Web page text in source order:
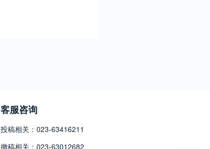
客服咨询
投稿相关：023-63416211
撤稿相关：023-63012682